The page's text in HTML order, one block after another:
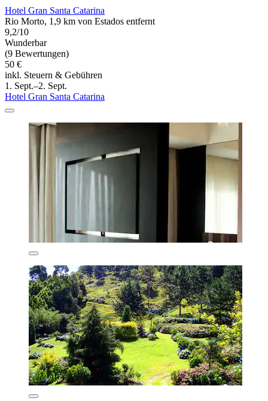
Hotel Gran Santa Catarina
Rio Morto, 1,9 km von Estados entfernt
9,2/10
Wunderbar
(9 Bewertungen)
50 €
inkl. Steuern & Gebühren
1. Sept.–2. Sept.
Hotel Gran Santa Catarina